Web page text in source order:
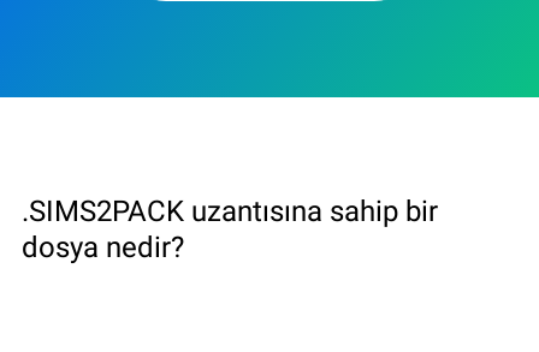
.SIMS2PACK uzantısına sahip bir
dosya nedir?